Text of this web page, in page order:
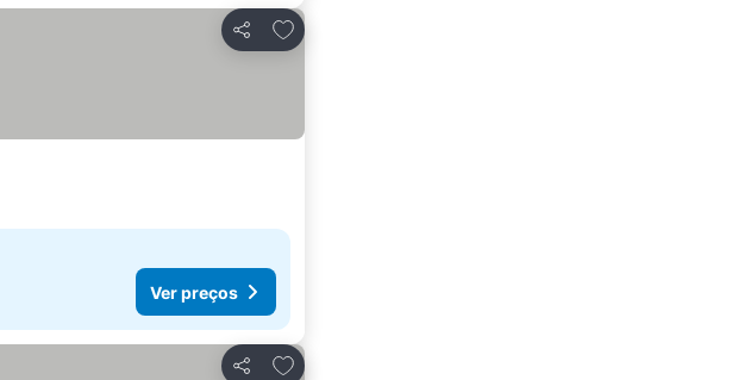
Partilhar
Adicionar aos favoritos
Ver preços
Adicionar aos favoritos